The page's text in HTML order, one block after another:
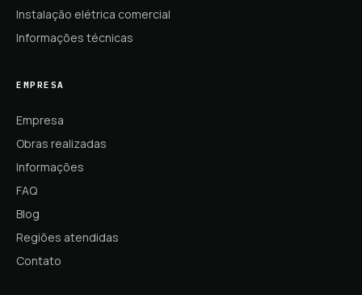
Instalação elétrica comercial
Informações técnicas
EMPRESA
Empresa
Obras realizadas
Informações
FAQ
Blog
Regiões atendidas
Contato